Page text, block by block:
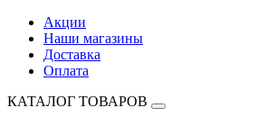
Акции
Наши магазины
Доставка
Оплата
КАТАЛОГ ТОВАРОВ